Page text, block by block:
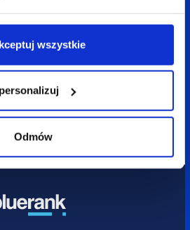
wszystkie
Odmów
dóbr abstrakcyjnych